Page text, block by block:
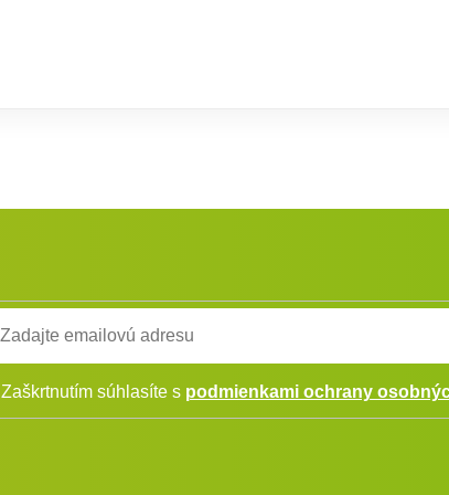
Zaškrtnutím súhlasíte s podmienkami ochrany